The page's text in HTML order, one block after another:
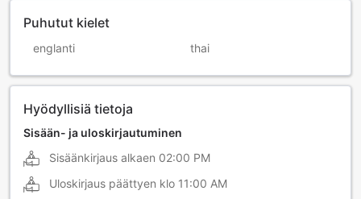
Puhutut kielet
englanti thai
Hyödyllisiä tietoja
Sisään- ja uloskirjautuminen
Sisäänkirjaus alkaen 02:00 PM
Uloskirjaus päättyen klo 11:00 AM